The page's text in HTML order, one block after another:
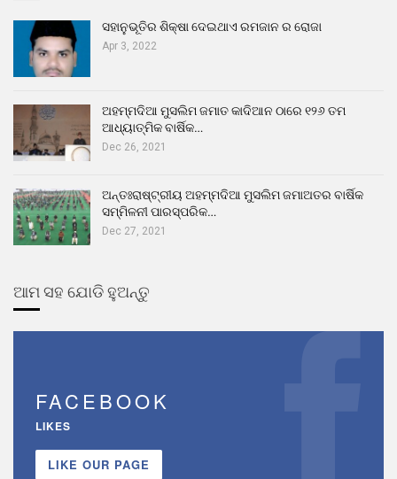
ସହାନୁଭୂତିର ଶିକ୍ଷା ଦେଇଥାଏ ରମଜାନ ର ରୋଜା
Apr 3, 2022
ଅହମ୍ମଦିଆ ମୁସଲିମ ଜମାତ କାଦିଆନ ଠାରେ ୧୨୬ ତମ
ଆଧ୍ୟାତ୍ମିକ ବାର୍ଷିକ…
Dec 26, 2021
ଅନ୍ତଃରାଷ୍ଟ୍ରୀୟ ଅହମ୍ମଦିଆ ମୁସଲିମ ଜମାଅତର ବାର୍ଷିକ
ସମ୍ମିଳନୀ ପାରସ୍ପରିକ…
Dec 27, 2021
ଆମ ସହ ଯୋଡି ହୁଅନ୍ତୁ
FACEBOOK
LIKES
LIKE OUR PAGE